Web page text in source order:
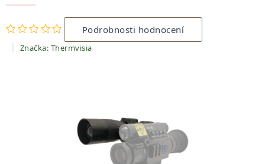
Průměrné
hodnocení
produktu
je
Podrobnosti hodnocení
Značka: Thermvisia